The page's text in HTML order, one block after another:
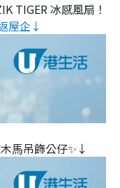
TIGER 冰感風扇！
屋企↓
⾺吊飾公仔✨↓